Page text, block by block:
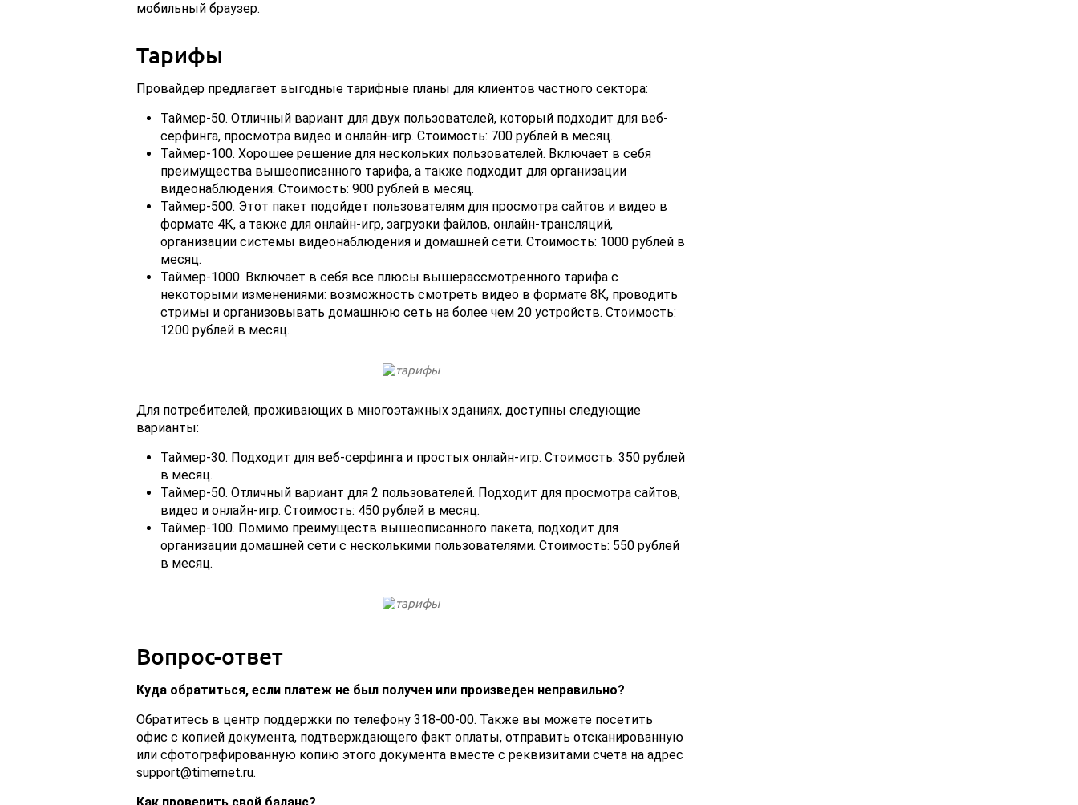
мобильный браузер.
Тарифы
Провайдер предлагает выгодные тарифные планы для клиентов частного сектора:
Таймер-50. Отличный вариант для двух пользователей, который подходит для веб-
серфинга, просмотра видео и онлайн-игр. Стоимость: 700 рублей в месяц.
Таймер-100. Хорошее решение для нескольких пользователей. Включает в себя
преимущества вышеописанного тарифа, а также подходит для организации
видеонаблюдения. Стоимость: 900 рублей в месяц.
Таймер-500. Этот пакет подойдет пользователям для просмотра сайтов и видео в
формате 4К, а также для онлайн-игр, загрузки файлов, онлайн-трансляций,
организации системы видеонаблюдения и домашней сети. Стоимость: 1000 рублей в
месяц.
Таймер-1000. Включает в себя все плюсы вышерассмотренного тарифа с
некоторыми изменениями: возможность смотреть видео в формате 8К, проводить
стримы и организовывать домашнюю сеть на более чем 20 устройств. Стоимость:
1200 рублей в месяц.
Для потребителей, проживающих в многоэтажных зданиях, доступны следующие
варианты:
Таймер-30. Подходит для веб-серфинга и простых онлайн-игр. Стоимость: 350 рублей
в месяц.
Таймер-50. Отличный вариант для 2 пользователей. Подходит для просмотра сайтов,
видео и онлайн-игр. Стоимость: 450 рублей в месяц.
Таймер-100. Помимо преимуществ вышеописанного пакета, подходит для
организации домашней сети с несколькими пользователями. Стоимость: 550 рублей
в месяц.
Вопрос-ответ
Куда обратиться, если платеж не был получен или произведен неправильно?
Обратитесь в центр поддержки по телефону 318-00-00. Также вы можете посетить
офис с копией документа, подтверждающего факт оплаты, отправить отсканированную
или сфотографированную копию этого документа вместе с реквизитами счета на адрес
support@timernet.ru.